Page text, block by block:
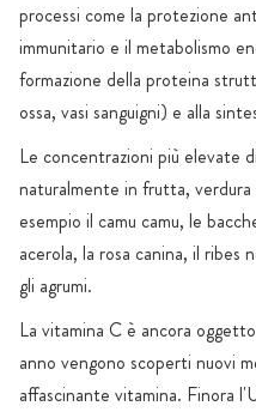
processi come la protezione
immunitario e il metabolismo
formazione della proteina
ossa, vasi sanguigni) e alla
Le concentrazioni più elevate
naturalmente in frutta,
esempio il camu camu, le
acerola, la rosa canina, il ribes
gli agrumi.
La vitamina C è ancora
anno vengono scoperti nuovi
affascinante vitamina. Finora